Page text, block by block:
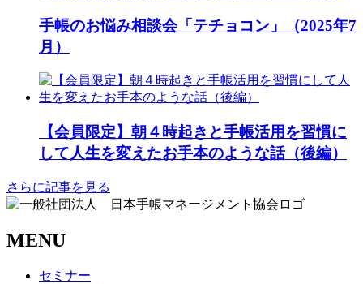
手帳のお悩み相談会「テチョコン」（2025年7
月）
【会員限定】朝４時起きと手帳活用を習慣に
して人生を変えたお手本のような話（後編）
さらに記事を見る
MENU
セミナー